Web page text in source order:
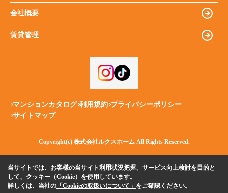
会社概要
賃貸管理
マンションカタログ 利用規約 プライバシーポリシー
サイトマップ
Copyright(c) 株式会社ルクスホーム All Rights Reserved.
当サイトでは、お客様の当サイト利用状況把握、サービス向上検討を目的と
して、クッキー（Cookie）を使用しています。
詳しくは、当社の 「Cookieの取扱いについて」 をご確認ください。